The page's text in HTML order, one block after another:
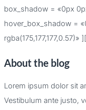
box_shadow = «0px
hover_box_shadow =
About the blog
Lorem ipsum dolor sit
Vestibulum ante justo,